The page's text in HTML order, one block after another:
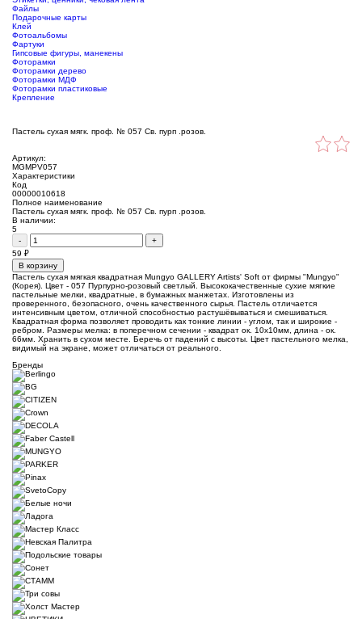
Файлы
Подарочные карты
Клей
Фотоальбомы
Фартуки
Гипсовые фигуры, манекены
Фоторамки
Фоторамки дерево
Фоторамки МДФ
Фоторамки пластиковые
Крепление
Пастель сухая мягк. проф. № 057 Св. пурп .розов.
Артикул:
MGMPV057
Характеристики
Код
00000010618
Полное наименование
Пастель сухая мягк. проф. № 057 Св. пурп .розов.
В наличии:
5
-
+
59 ₽
В корзину
Пастель сухая мягкая квадратная Mungyo GALLERY Artists' Soft от фирмы "Mungyo"
(Корея). Цвет - 057 Пурпурно-розовый светлый. Высококачественные сухие мягкие
пастельные мелки, квадратные, в бумажных манжетах. Изготовлены из
проверенного, безопасного, очень качественного сырья. Пастель отличается
интенсивным цветом, отличной способностью растушёвываться и смешиваться.
Квадратная форма позволяет проводить как тонкие линии - углом, так и широкие -
ребром. Размеры мелка: в поперечном сечении - квадрат ок. 10х10мм, длина - ок.
66мм. Хранить в сухом месте. Беречь от падений с высоты. Цвет пастельного мелка,
видимый на экране, может отличаться от реального.
Бренды